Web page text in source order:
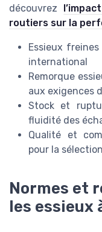
découvrez
routiers sur la
Essieux
international
Remorque
aux exigences
Stock et
fluidité des
Qualité et
pour la
Normes et
les essieux